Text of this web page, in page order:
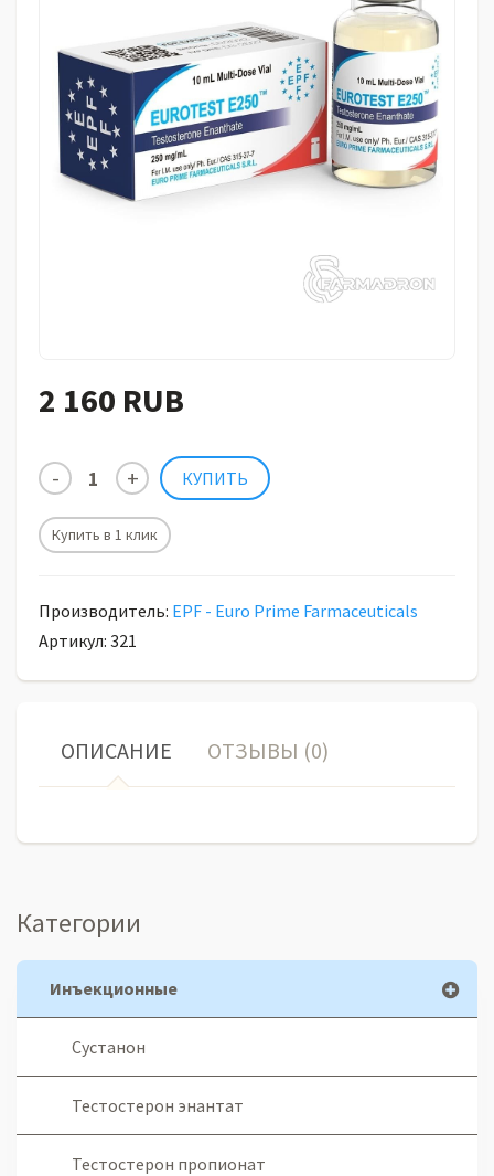
2 160 RUB
Купить в 1 клик
Производитель: EPF - Euro Prime Farmaceuticals
Артикул: 321
ОПИСАНИЕ ОТЗЫВЫ (0)
Категории
Инъекционные
Сустанон
Тестостерон энантат
Тестостерон пропионат